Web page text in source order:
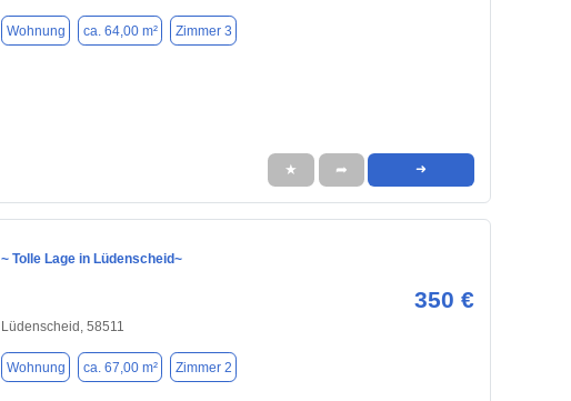
Wohnung ca. 64,00 m² Zimmer 3
★ ➦ ➜
~ Tolle Lage in Lüdenscheid~
350 €
Lüdenscheid, 58511
Wohnung ca. 67,00 m² Zimmer 2